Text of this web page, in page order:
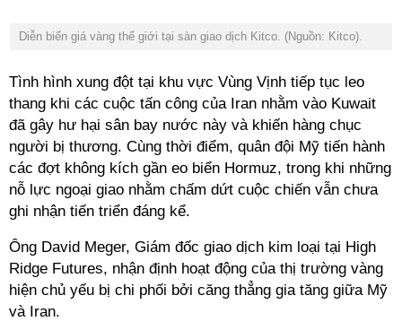
Diễn biến giá vàng thế giới tại sàn giao dịch Kitco. (Nguồn: Kitco).
Tình hình xung đột tại khu vực Vùng Vịnh tiếp tục leo
thang khi các cuộc tấn công của Iran nhằm vào Kuwait
đã gây hư hại sân bay nước này và khiến hàng chục
người bị thương. Cùng thời điểm, quân đội Mỹ tiến hành
các đợt không kích gần eo biển Hormuz, trong khi những
nỗ lực ngoại giao nhằm chấm dứt cuộc chiến vẫn chưa
ghi nhận tiến triển đáng kể.
Ông David Meger, Giám đốc giao dịch kim loại tại High
Ridge Futures, nhận định hoạt động của thị trường vàng
hiện chủ yếu bị chi phối bởi căng thẳng gia tăng giữa Mỹ
và Iran.